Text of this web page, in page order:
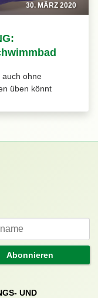
30. MÄRZ 2020
auch ohne
üben könnt
Abonnieren
UND